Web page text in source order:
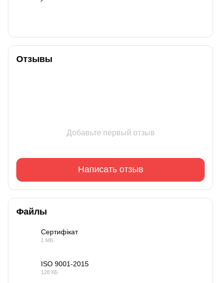
Отзывы
Добавьте первый отзыв
Написать отзыв
Файлы
Сертифікат
1 МБ
ISO 9001-2015
128 КБ